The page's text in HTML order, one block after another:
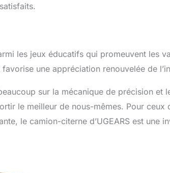
les jeux éducatifs qui promeuvent les
une appréciation renouvelée de
sur la mécanique de précision et
le meilleur de nous-mêmes. Pour ceux
le camion-citerne d’UGEARS est une